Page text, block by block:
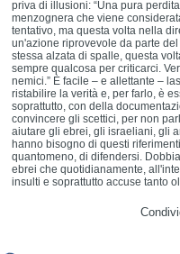
priva di illusioni: “Una pura
menzognera che viene
tentativo, ma questa volta nella
un'azione riprovevole da parte
stessa alzata di spalle, questa
sempre qualcosa per criticarci.
nemici.” È facile – e allettante –
ristabilire la verità e, per farlo, è
soprattutto, con della
convincere gli scettici, per non
aiutare gli ebrei, gli israeliani, gli
hanno bisogno di questi
quantomeno, di difendersi.
ebrei che quotidianamente,
insulti e soprattutto accuse tanto